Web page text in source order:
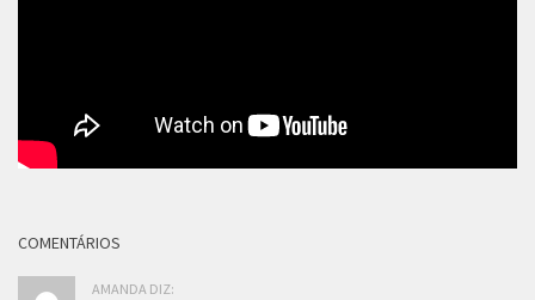
COMENTÁRIOS
AMANDA DIZ: